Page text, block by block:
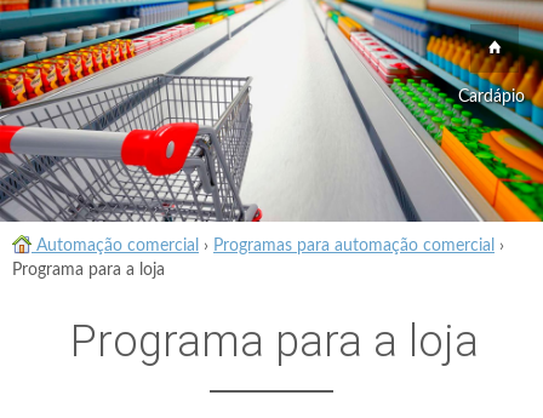
Cardápio
Automação comercial › Programas para automação comercial
›
Programa para a loja
Programa para a loja